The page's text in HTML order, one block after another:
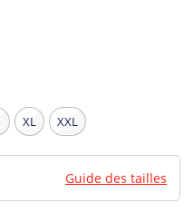
XL XXL
Guide des tailles